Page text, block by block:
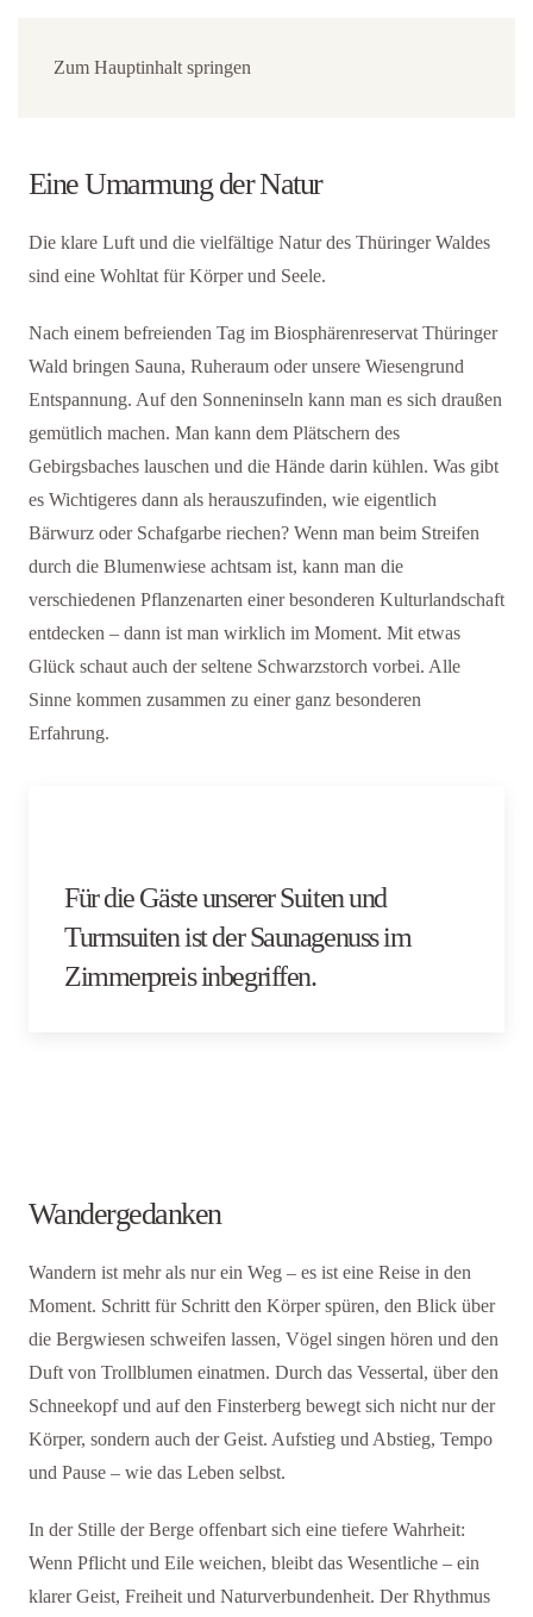
Zum Hauptinhalt springen
Eine Umarmung der Natur
Die klare Luft und die vielfältige Natur des Thüringer Waldes
sind eine Wohltat für Körper und Seele.
Nach einem befreienden Tag im Biosphärenreservat Thüringer
Wald bringen Sauna, Ruheraum oder unsere Wiesengrund
Entspannung. Auf den Sonneninseln kann man es sich draußen
gemütlich machen. Man kann dem Plätschern des
Gebirgsbaches lauschen und die Hände darin kühlen. Was gibt
es Wichtigeres dann als herauszufinden, wie eigentlich
Bärwurz oder Schafgarbe riechen? Wenn man beim Streifen
durch die Blumenwiese achtsam ist, kann man die
verschiedenen Pflanzenarten einer besonderen Kulturlandschaft
entdecken – dann ist man wirklich im Moment. Mit etwas
Glück schaut auch der seltene Schwarzstorch vorbei. Alle
Sinne kommen zusammen zu einer ganz besonderen
Erfahrung.
Für die Gäste unserer Suiten und
Turmsuiten ist der Saunagenuss im
Zimmerpreis inbegriffen.
Wandergedanken
Wandern ist mehr als nur ein Weg – es ist eine Reise in den
Moment. Schritt für Schritt den Körper spüren, den Blick über
die Bergwiesen schweifen lassen, Vögel singen hören und den
Duft von Trollblumen einatmen. Durch das Vessertal, über den
Schneekopf und auf den Finsterberg bewegt sich nicht nur der
Körper, sondern auch der Geist. Aufstieg und Abstieg, Tempo
und Pause – wie das Leben selbst.
In der Stille der Berge offenbart sich eine tiefere Wahrheit:
Wenn Pflicht und Eile weichen, bleibt das Wesentliche – ein
klarer Geist, Freiheit und Naturverbundenheit. Der Rhythmus